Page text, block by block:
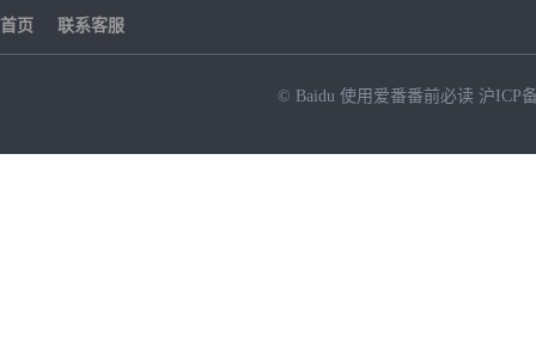
首页 联系客服
© Baidu 使用爱番番前必读 沪ICP